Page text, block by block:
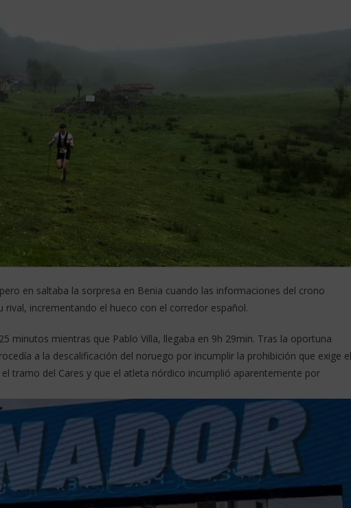
en saltaba la sorpresa en Benia cuando las informaciones del crono
incrementando el hueco con el corredor español.
minutos mientras que Pablo Villa, llegaba en 9h 29min. Tras la oportuna
a la descalificación del noruego por incumplir la prohibición que exige el
tramo del Cares y que el atleta nórdico incumplió aparentemente por